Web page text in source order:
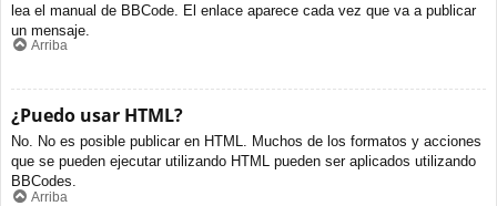
lea el manual de BBCode. El enlace aparece cada vez que va a publicar
un mensaje.
Arriba
¿Puedo usar HTML?
No. No es posible publicar en HTML. Muchos de los formatos y acciones
que se pueden ejecutar utilizando HTML pueden ser aplicados utilizando
BBCodes.
Arriba